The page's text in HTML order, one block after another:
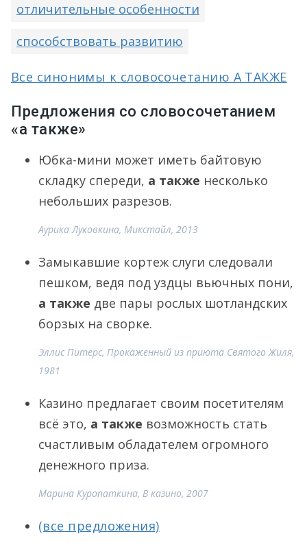
отличительные особенности
способствовать развитию
Все синонимы к словосочетанию А ТАКЖЕ
Предложения со словосочетанием
«а также»
Юбка-мини может иметь байтовую
складку спереди, а также несколько
небольших разрезов.
Аурика Луковкина, Микстайл, 2013
Замыкавшие кортеж слуги следовали
пешком, ведя под уздцы вьючных пони,
а также две пары рослых шотландских
борзых на сворке.
Эллис Питерс, Прокаженный из приюта Святого Жиля,
1981
Казино предлагает своим посетителям
всё это, а также возможность стать
счастливым обладателем огромного
денежного приза.
Марина Куропаткина, В казино, 2007
(все предложения)